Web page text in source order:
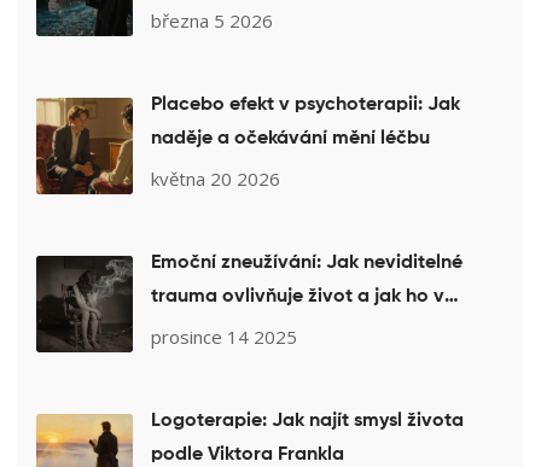
března 5 2026
Placebo efekt v psychoterapii: Jak
naděje a očekávání mění léčbu
května 20 2026
Emoční zneužívání: Jak neviditelné
trauma ovlivňuje život a jak ho v
terapii léčit
prosince 14 2025
Logoterapie: Jak najít smysl života
podle Viktora Frankla